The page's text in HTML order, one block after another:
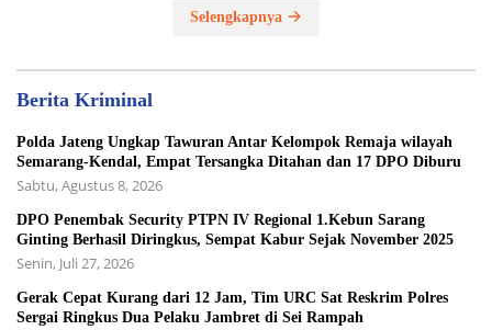
Selengkapnya
Berita Kriminal
Polda Jateng Ungkap Tawuran Antar Kelompok Remaja wilayah
Semarang-Kendal, Empat Tersangka Ditahan dan 17 DPO Diburu
Sabtu, Agustus 8, 2026
DPO Penembak Security PTPN IV Regional 1.Kebun Sarang
Ginting Berhasil Diringkus, Sempat Kabur Sejak November 2025
Senin, Juli 27, 2026
Gerak Cepat Kurang dari 12 Jam, Tim URC Sat Reskrim Polres
Sergai Ringkus Dua Pelaku Jambret di Sei Rampah